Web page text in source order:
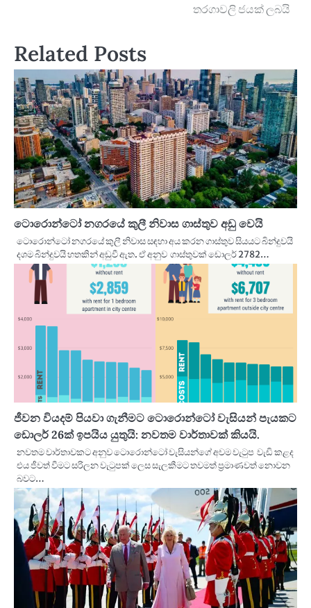
තරගාවලි ජයක් ලබයි
Related Posts
ටොරොන්ටෝ නගරයේ කුලී නිවාස ගාස්තුව අඩු වෙයි
ටොරොන්ටෝ නගරයේ කුලී නිවාස සඳහා අය කරන ගාස්තුව සියයට බින්දුවයි
දශම බින්දුවයි හතකින් අඩුවී ඇත. ඒ අනුව ගාස්තුවක් ඩොලර් 2782…
ජීවන වියදම් පියවා ගැනීමට ටොරොන්ටෝ වැසියන් පැයකට
ඩොලර් 26ක් ඉපයිය යුතුයි: නවතම වාර්තාවක් කියයි.
නවතම වාර්තාවකට අනුව ටොරොන්ටෝ වැසියන්ගේ අවම වැටුප වැඩි කළද
එය ජීවත් වීමට සරිලන වැටුපක් ලෙස සැලකීමට තවමත් ප්‍රමාණවත් නොවන
බවට…